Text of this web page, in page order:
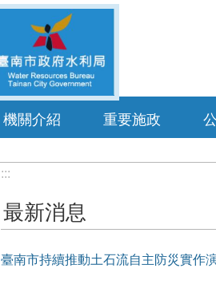
機關介紹 重要施政
:::
最新消息
臺南市持續推動土石流自主防災實作